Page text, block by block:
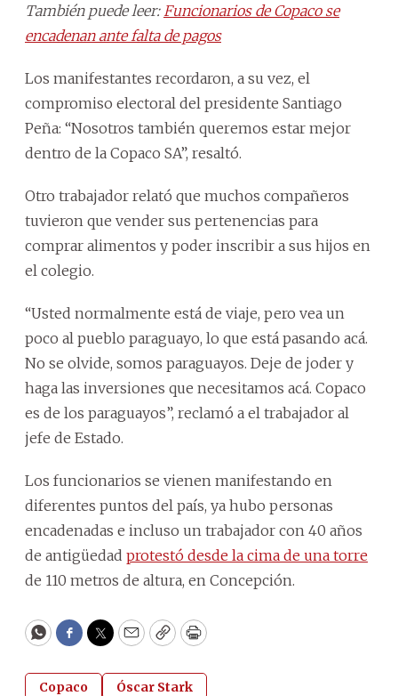
También puede leer: Funcionarios de Copaco se
encadenan ante falta de pagos
Los manifestantes recordaron, a su vez, el
compromiso electoral del presidente Santiago
Peña: “Nosotros también queremos estar mejor
dentro de la Copaco SA”, resaltó.
Otro trabajador relató que muchos compañeros
tuvieron que vender sus pertenencias para
comprar alimentos y poder inscribir a sus hijos en
el colegio.
“Usted normalmente está de viaje, pero vea un
poco al pueblo paraguayo, lo que está pasando acá.
No se olvide, somos paraguayos. Deje de joder y
haga las inversiones que necesitamos acá. Copaco
es de los paraguayos”, reclamó a el trabajador al
jefe de Estado.
Los funcionarios se vienen manifestando en
diferentes puntos del país, ya hubo personas
encadenadas e incluso un trabajador con 40 años
de antigüedad protestó desde la cima de una torre
de 110 metros de altura, en Concepción.
WhatsApp
Facebook
Twitter
EmailCopyPrint
Copaco Óscar Stark